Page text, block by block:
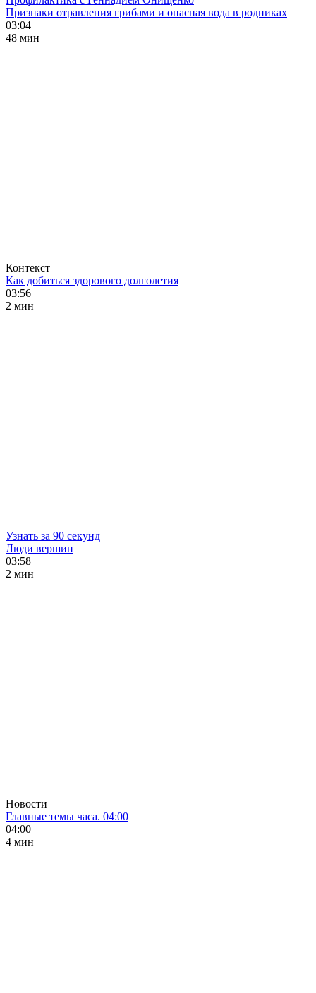
Признаки отравления грибами и опасная вода в родниках
03:04
48 мин
Контекст
Как добиться здорового долголетия
03:56
2 мин
Узнать за 90 секунд
Люди вершин
03:58
2 мин
Новости
Главные темы часа. 04:00
04:00
4 мин